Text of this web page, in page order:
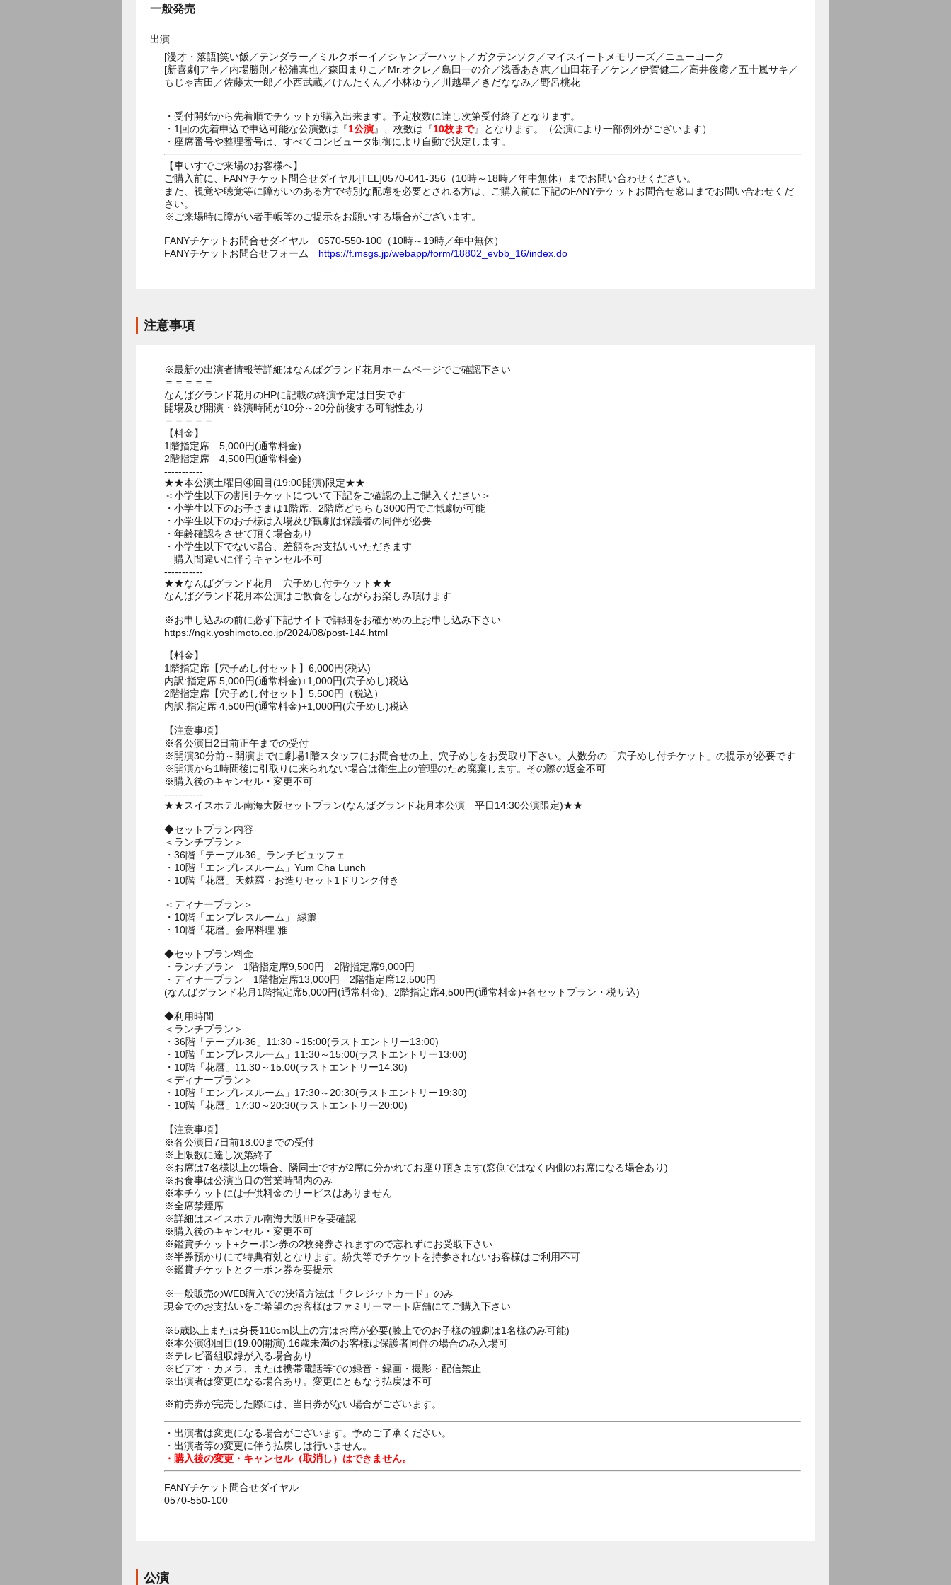
一般発売
出演
[漫才・落語]笑い飯／テンダラー／ミルクボーイ／シャンプーハット／ガクテンソク／マイスイートメモリーズ／ニューヨーク
[新喜劇]アキ／内場勝則／松浦真也／森田まりこ／Mr.オクレ／島田一の介／浅香あき恵／山田花子／ケン／伊賀健二／高井俊彦／五十嵐サキ／
もじゃ吉田／佐藤太一郎／小西武蔵／けんたくん／小林ゆう／川越星／きだななみ／野呂桃花
・受付開始から先着順でチケットが購入出来ます。予定枚数に達し次第受付終了となります。
・1回の先着申込で申込可能な公演数は『1公演』、枚数は『10枚まで』となります。（公演により一部例外がございます）
・座席番号や整理番号は、すべてコンピュータ制御により自動で決定します。
【車いすでご来場のお客様へ】
ご購入前に、FANYチケット問合せダイヤル[TEL]0570-041-356（10時～18時／年中無休）までお問い合わせください。
また、視覚や聴覚等に障がいのある方で特別な配慮を必要とされる方は、ご購入前に下記のFANYチケットお問合せ窓口までお問い合わせくだ
さい。
※ご来場時に障がい者手帳等のご提示をお願いする場合がございます。
FANYチケットお問合せダイヤル 0570-550-100（10時～19時／年中無休）
FANYチケットお問合せフォーム https://f.msgs.jp/webapp/form/18802_evbb_16/index.do
注意事項
※最新の出演者情報等詳細はなんばグランド花月ホームページでご確認下さい
＝＝＝＝＝
なんばグランド花月のHPに記載の終演予定は目安です
開場及び開演・終演時間が10分～20分前後する可能性あり
＝＝＝＝＝
【料金】
1階指定席 5,000円(通常料金)
2階指定席 4,500円(通常料金)
-----------
★★本公演土曜日④回目(19:00開演)限定★★
＜小学生以下の割引チケットについて下記をご確認の上ご購入ください＞
・小学生以下のお子さまは1階席、2階席どちらも3000円でご観劇が可能
・小学生以下のお子様は入場及び観劇は保護者の同伴が必要
・年齢確認をさせて頂く場合あり
・小学生以下でない場合、差額をお支払いいただきます
購入間違いに伴うキャンセル不可
-----------
★★なんばグランド花月 穴子めし付チケット★★
なんばグランド花月本公演はご飲食をしながらお楽しみ頂けます
※お申し込みの前に必ず下記サイトで詳細をお確かめの上お申し込み下さい
https://ngk.yoshimoto.co.jp/2024/08/post-144.html
【料金】
1階指定席【穴子めし付セット】6,000円(税込)
内訳:指定席 5,000円(通常料金)+1,000円(穴子めし)税込
2階指定席【穴子めし付セット】5,500円（税込）
内訳:指定席 4,500円(通常料金)+1,000円(穴子めし)税込
【注意事項】
※各公演日2日前正午までの受付
※開演30分前～開演までに劇場1階スタッフにお問合せの上、穴子めしをお受取り下さい。人数分の「穴子めし付チケット」の提示が必要です
※開演から1時間後に引取りに来られない場合は衛生上の管理のため廃棄します。その際の返金不可
※購入後のキャンセル・変更不可
-----------
★★スイスホテル南海大阪セットプラン(なんばグランド花月本公演 平日14:30公演限定)★★
◆セットプラン内容
＜ランチプラン＞
・36階「テーブル36」ランチビュッフェ
・10階「エンプレスルーム」Yum Cha Lunch
・10階「花暦」天麩羅・お造りセット1ドリンク付き
＜ディナープラン＞
・10階「エンプレスルーム」 緑簾
・10階「花暦」会席料理 雅
◆セットプラン料金
・ランチプラン 1階指定席9,500円 2階指定席9,000円
・ディナープラン 1階指定席13,000円 2階指定席12,500円
(なんばグランド花月1階指定席5,000円(通常料金)、2階指定席4,500円(通常料金)+各セットプラン・税サ込)
◆利用時間
＜ランチプラン＞
・36階「テーブル36」11:30～15:00(ラストエントリー13:00)
・10階「エンプレスルーム」11:30～15:00(ラストエントリー13:00)
・10階「花暦」11:30～15:00(ラストエントリー14:30)
＜ディナープラン＞
・10階「エンプレスルーム」17:30～20:30(ラストエントリー19:30)
・10階「花暦」17:30～20:30(ラストエントリー20:00)
【注意事項】
※各公演日7日前18:00までの受付
※上限数に達し次第終了
※お席は7名様以上の場合、隣同士ですが2席に分かれてお座り頂きます(窓側ではなく内側のお席になる場合あり)
※お食事は公演当日の営業時間内のみ
※本チケットには子供料金のサービスはありません
※全席禁煙席
※詳細はスイスホテル南海大阪HPを要確認
※購入後のキャンセル・変更不可
※鑑賞チケット+クーポン券の2枚発券されますので忘れずにお受取下さい
※半券預かりにて特典有効となります。紛失等でチケットを持参されないお客様はご利用不可
※鑑賞チケットとクーポン券を要提示
※一般販売のWEB購入での決済方法は「クレジットカード」のみ
現金でのお支払いをご希望のお客様はファミリーマート店舗にてご購入下さい
※5歳以上または身長110cm以上の方はお席が必要(膝上でのお子様の観劇は1名様のみ可能)
※本公演④回目(19:00開演):16歳未満のお客様は保護者同伴の場合のみ入場可
※テレビ番組収録が入る場合あり
※ビデオ・カメラ、または携帯電話等での録音・録画・撮影・配信禁止
※出演者は変更になる場合あり。変更にともなう払戻は不可
※前売券が完売した際には、当日券がない場合がございます。
・出演者は変更になる場合がございます。予めご了承ください。
・出演者等の変更に伴う払戻しは行いません。
・購入後の変更・キャンセル（取消し）はできません。
FANYチケット問合せダイヤル
0570-550-100
公演